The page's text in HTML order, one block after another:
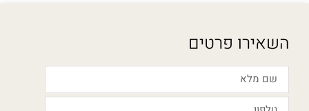
השאירו פרטים